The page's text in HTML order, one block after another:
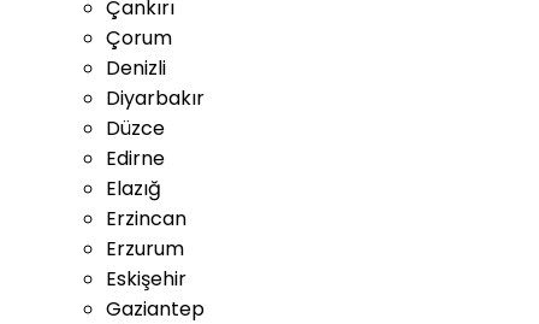
Çankırı
Çorum
Denizli
Diyarbakır
Düzce
Edirne
Elazığ
Erzincan
Erzurum
Eskişehir
Gaziantep